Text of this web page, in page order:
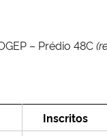
– Prédio 48C
Inscritos